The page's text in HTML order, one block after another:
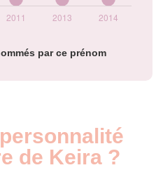
par ce prénom
de Keira ?